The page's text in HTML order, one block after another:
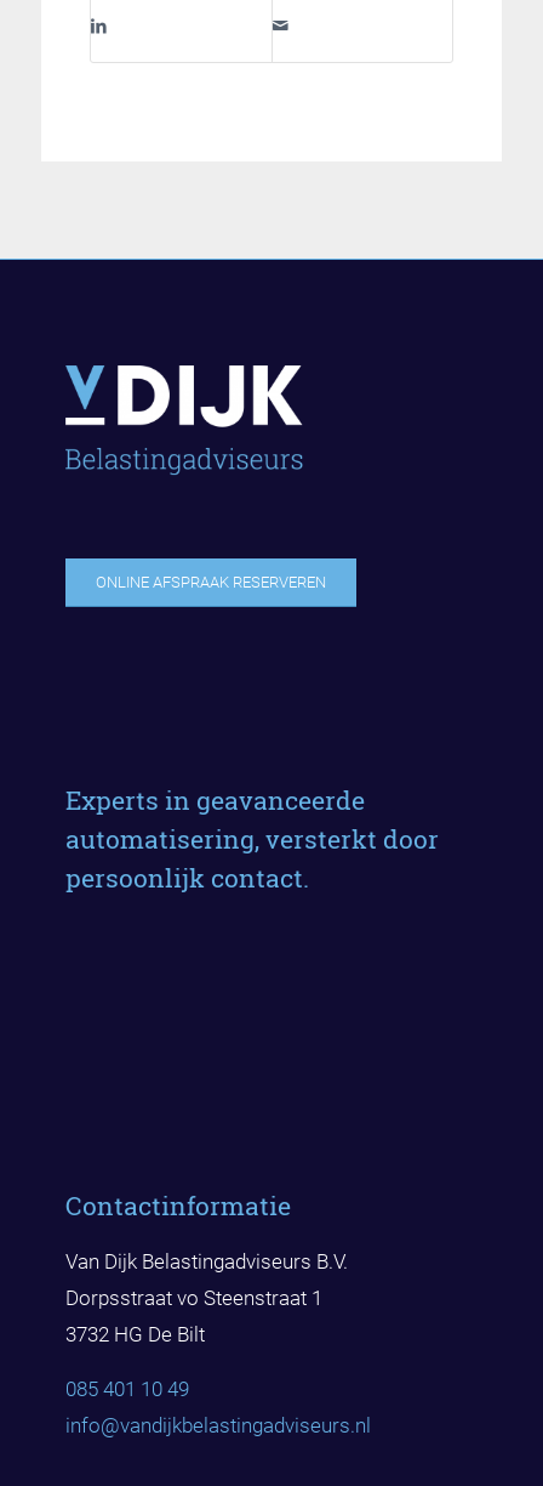
ONLINE AFSPRAAK RESERVEREN
Experts in geavanceerde
automatisering, versterkt door
persoonlijk contact.
Contactinformatie
Van Dijk Belastingadviseurs B.V.
Dorpsstraat vo Steenstraat 1
3732 HG De Bilt
085 401 10 49
info@vandijkbelastingadviseurs.nl